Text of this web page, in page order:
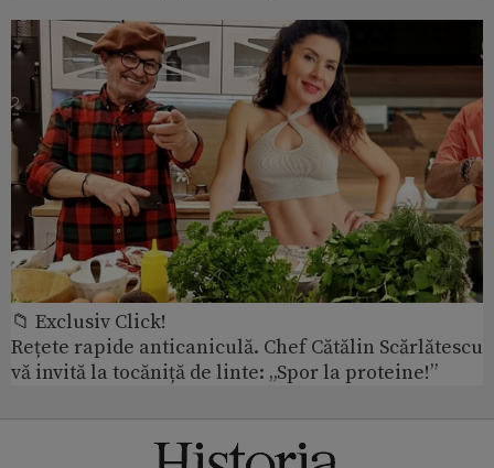
📁 Exclusiv Click!
Rețete rapide anticaniculă. Chef Cătălin Scărlătescu
vă invită la tocăniță de linte: „Spor la proteine!”